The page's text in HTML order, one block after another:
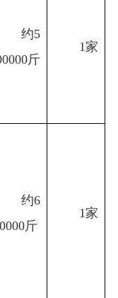
约5
斤
1家
约6
0000斤
1家